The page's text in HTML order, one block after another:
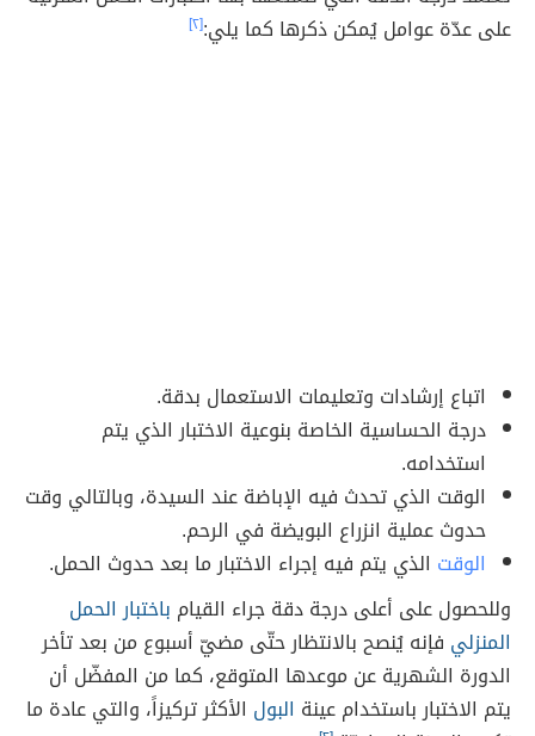
على عدّة عوامل يُمكن ذكرها كما يلي:[٢]
اتباع إرشادات وتعليمات الاستعمال بدقة.
درجة الحساسية الخاصة بنوعية الاختبار الذي يتم
استخدامه.
الوقت الذي تحدث فيه الإباضة عند السيدة، وبالتالي وقت
حدوث عملية انزراع البويضة في الرحم.
الوقت الذي يتم فيه إجراء الاختبار ما بعد حدوث الحمل.
وللحصول على أعلى درجة دقة جراء القيام باختبار الحمل
المنزلي فإنه يُنصح بالانتظار حتّى مضيّ أسبوع من بعد تأخر
الدورة الشهرية عن موعدها المتوقع، كما من المفضّل أن
يتم الاختبار باستخدام عينة البول الأكثر تركيزاً، والتي عادة ما